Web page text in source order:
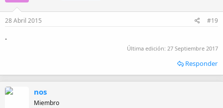
28 Abril 2015 #19
.
Última edición: 27 Septiembre 2017
Responder
nos
Miembro